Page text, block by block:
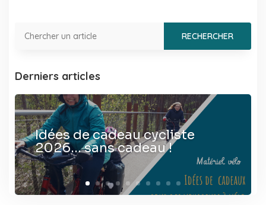
Derniers articles
Idées de cadeau cycliste
2026… sans cadeau !